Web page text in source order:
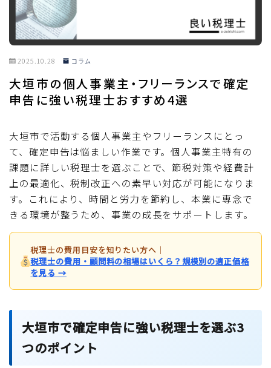
2025.10.28 コラム
大垣市の個人事業主・フリーランスで確定
申告に強い税理士おすすめ4選
大垣市で活動する個人事業主やフリーランスにとっ
て、確定申告は悩ましい作業です。個人事業主特有の
課題に詳しい税理士を選ぶことで、節税対策や経費計
上の最適化、税制改正への素早い対応が可能になりま
す。これにより、時間と労力を節約し、本業に専念で
きる環境が整うため、事業の成長をサポートします。
税理士の費用目安を知りたい方へ ｜
税理士の費用・顧問料の相場はいくら？規模別の適正価格
を見る →
大垣市で確定申告に強い税理士を選ぶ3
つのポイント